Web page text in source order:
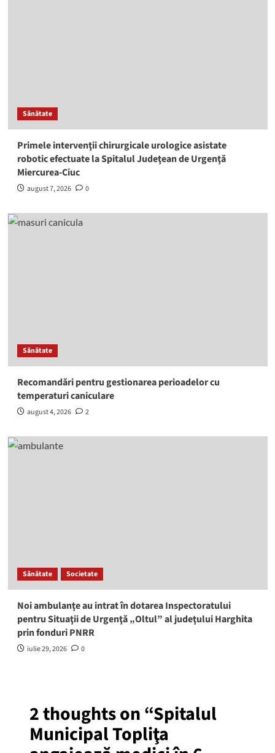
Sănătate
Primele intervenţii chirurgicale urologice asistate
robotic efectuate la Spitalul Judeţean de Urgenţă
Miercurea-Ciuc
august 7, 2026 0
Sănătate
Recomandări pentru gestionarea perioadelor cu
temperaturi caniculare
august 4, 2026 2
Sănătate Societate
Noi ambulanţe au intrat în dotarea Inspectoratului
pentru Situaţii de Urgenţă „Oltul” al judeţului Harghita
prin fonduri PNRR
iulie 29, 2026 0
2 thoughts on “Spitalul
Municipal Topliţa